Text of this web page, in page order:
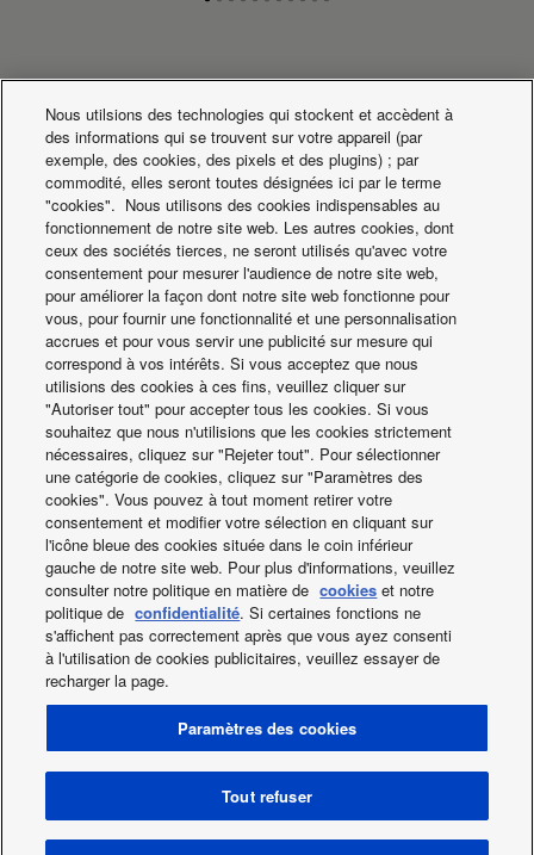
Actualités produits
Groupes PACi. Des
économies d\'énergie
Facebook Instagram Youtube
LinkedIn
A propos de nous
RETOUR A LA PAGE D'ACCUEIL
Conditions d'utilisation
Politique de Confidentialité
Utilisation des Cookies
Data act
Actualités
Étiquettes énergétiques
Région / Pays
Copyright © 2026 Panasonic Marketing Europe GmbH Tous
Nous utilsions des technologies qui stockent et accèdent à
des informations qui se trouvent sur votre appareil (par
exemple, des cookies, des pixels et des plugins) ; par
commodité, elles seront toutes désignées ici par le terme
"cookies". Nous utilisons des cookies indispensables au
fonctionnement de notre site web. Les autres cookies, dont
ceux des sociétés tierces, ne seront utilisés qu'avec votre
consentement pour mesurer l'audience de notre site web,
pour améliorer la façon dont notre site web fonctionne pour
vous, pour fournir une fonctionnalité et une personnalisation
accrues et pour vous servir une publicité sur mesure qui
correspond à vos intérêts. Si vous acceptez que nous
utilisions des cookies à ces fins, veuillez cliquer sur
"Autoriser tout" pour accepter tous les cookies. Si vous
souhaitez que nous n'utilisions que les cookies strictement
nécessaires, cliquez sur "Rejeter tout". Pour sélectionner
une catégorie de cookies, cliquez sur "Paramètres des
cookies". Vous pouvez à tout moment retirer votre
consentement et modifier votre sélection en cliquant sur
l'icône bleue des cookies située dans le coin inférieur
gauche de notre site web. Pour plus d'informations, veuillez
consulter notre politique en matière de cookies et notre
politique de confidentialité. Si certaines fonctions ne
s'affichent pas correctement après que vous ayez consenti
à l'utilisation de cookies publicitaires, veuillez essayer de
recharger la page.
Paramètres des cookies
Tout refuser